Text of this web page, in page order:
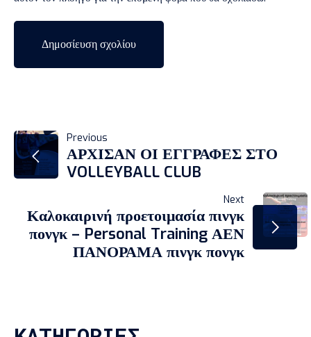
Loading...
ΠΛΟΉΓΗΣΗ
ΆΡΘΡΩΝ
Previous
ΑΡΧΙΣΑΝ ΟΙ ΕΓΓΡΑΦΕΣ ΣΤΟ
VOLLEYBALL CLUB
Next
Καλοκαιρινή προετοιμασία πινγκ
πονγκ – Personal Training ΑΕΝ
ΠΑΝΟΡΑΜΑ πινγκ πονγκ